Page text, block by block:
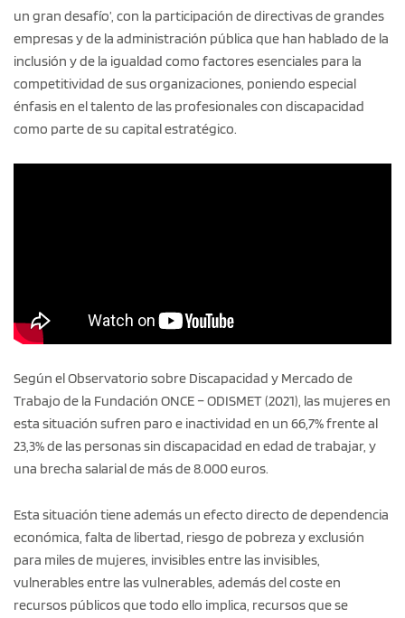
un gran desafío’, con la participación de directivas de grandes
empresas y de la administración pública que han hablado de la
inclusión y de la igualdad como factores esenciales para la
competitividad de sus organizaciones, poniendo especial
énfasis en el talento de las profesionales con discapacidad
como parte de su capital estratégico.
Según el Observatorio sobre Discapacidad y Mercado de
Trabajo de la Fundación ONCE – ODISMET (2021), las mujeres en
esta situación sufren paro e inactividad en un 66,7% frente al
23,3% de las personas sin discapacidad en edad de trabajar, y
una brecha salarial de más de 8.000 euros.
Esta situación tiene además un efecto directo de dependencia
económica, falta de libertad, riesgo de pobreza y exclusión
para miles de mujeres, invisibles entre las invisibles,
vulnerables entre las vulnerables, además del coste en
recursos públicos que todo ello implica, recursos que se